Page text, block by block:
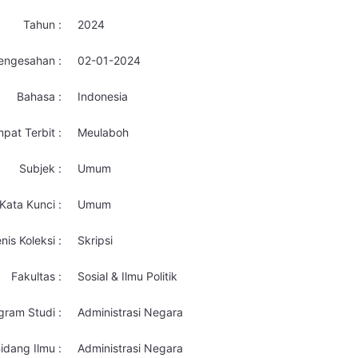
Tahun : 2024
: 02-01-2024
Bahasa : Indonesia
Terbit : Meulaboh
Subjek : Umum
Kata Kunci : Umum
Koleksi : Skripsi
Fakultas : Sosial & Ilmu Politik
Studi : Administrasi Negara
Ilmu : Administrasi Negara